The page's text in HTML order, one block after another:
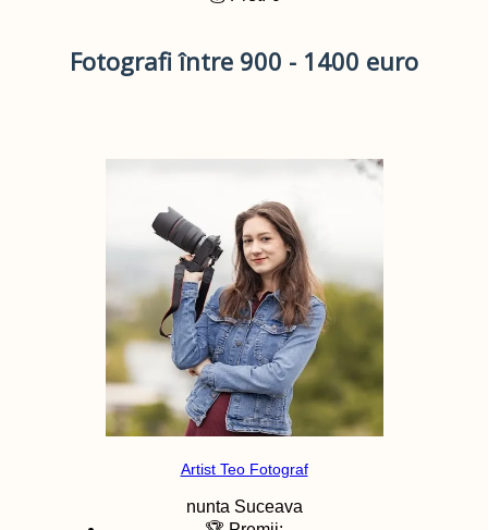
Fotografi între 900 - 1400 euro
Artist Teo Fotograf
nunta Suceava